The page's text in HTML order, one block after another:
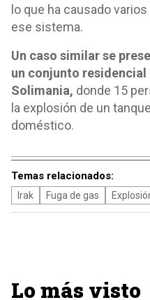
lo que ha causado
ese sistema.
Un caso similar se
un conjunto residencial
Solimania, donde 15
la explosión de un
doméstico.
Temas relacionados:
Irak Fuga de gas
Lo más visto